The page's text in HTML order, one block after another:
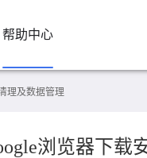
帮助中心
理及数据管理
浏览器下载